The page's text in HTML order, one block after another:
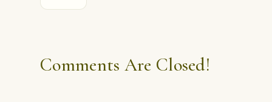
Comments Are Closed!